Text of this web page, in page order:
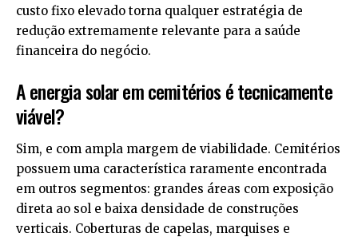
custo fixo elevado torna qualquer estratégia de
redução extremamente relevante para a saúde
financeira do negócio.
A energia solar em cemitérios é tecnicamente
viável?
Sim, e com ampla margem de viabilidade. Cemitérios
possuem uma característica raramente encontrada
em outros segmentos: grandes áreas com exposição
direta ao sol e baixa densidade de construções
verticais. Coberturas de capelas, marquises e